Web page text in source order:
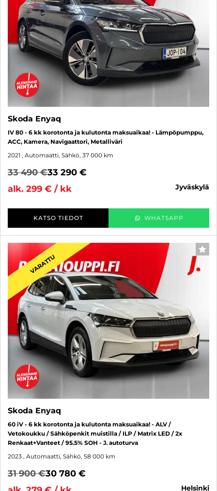
Skoda Enyaq
IV 80 - 6 kk korotonta ja kulutonta maksuaikaa! - Lämpöpumppu,
ACC, Kamera, Navigaattori, Metalliväri
2021 , Automaatti, Sähkö, 37 000 km
33 490 €33 290 €
alk. 299 € / kk
jyväskylä
KATSO TIEDOT WHATSAPP
VARATTU
Skoda Enyaq
60 iV - 6 kk korotonta ja kulutonta maksuaikaa! - ALV /
Vetokoukku / Sähköpenkit muistilla / ILP / Matrix LED / 2x
Renkaat+Vanteet / 95.5% SOH - J. autoturva
2023 , Automaatti, Sähkö, 58 000 km
31 900 €30 780 €
helsinki